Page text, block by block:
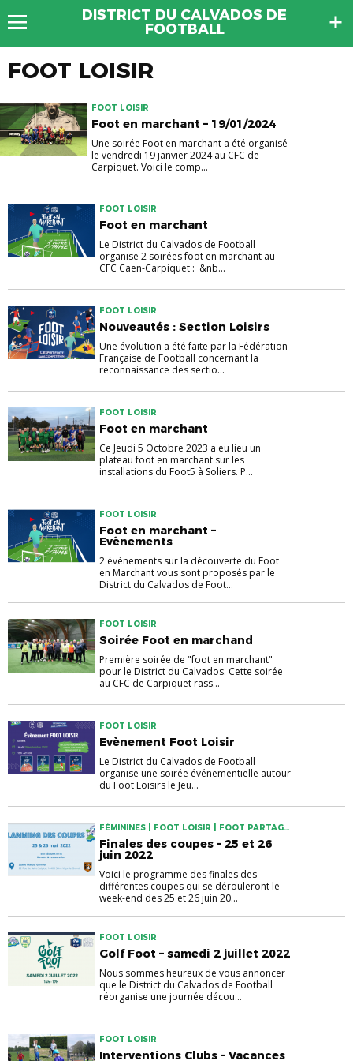
DISTRICT DU CALVADOS DE
FOOTBALL
FOOT LOISIR
FOOT LOISIR
Foot en marchant – 19/01/2024
Une soirée Foot en marchant a été organisé
le vendredi 19 janvier 2024 au CFC de
Carpiquet. Voici le comp...
FOOT LOISIR
Foot en marchant
Le District du Calvados de Football
organise 2 soirées foot en marchant au
CFC Caen-Carpiquet : &nb...
FOOT LOISIR
Nouveautés : Section Loisirs
Une évolution a été faite par la Fédération
Française de Football concernant la
reconnaissance des sectio...
FOOT LOISIR
Foot en marchant
Ce Jeudi 5 Octobre 2023 a eu lieu un
plateau foot en marchant sur les
installations du Foot5 à Soliers. P...
FOOT LOISIR
Foot en marchant –
Evènements
2 évènements sur la découverte du Foot
en Marchant vous sont proposés par le
District du Calvados de Foot...
FOOT LOISIR
Soirée Foot en marchand
Première soirée de "foot en marchant"
pour le District du Calvados. Cette soirée
au CFC de Carpiquet rass...
FOOT LOISIR
Evènement Foot Loisir
Le District du Calvados de Football
organise une soirée événementielle autour
du Foot Loisirs le Jeu...
FÉMININES | FOOT LOISIR | FOOT PARTAGÉ
| JEUNES | SENIORS
Finales des coupes – 25 et 26
juin 2022
Voici le programme des finales des
différentes coupes qui se dérouleront le
week-end des 25 et 26 juin 20...
FOOT LOISIR
Golf Foot – samedi 2 juillet 2022
Nous sommes heureux de vous annoncer
que le District du Calvados de Football
réorganise une journée décou...
FOOT LOISIR
Interventions Clubs – Vacances